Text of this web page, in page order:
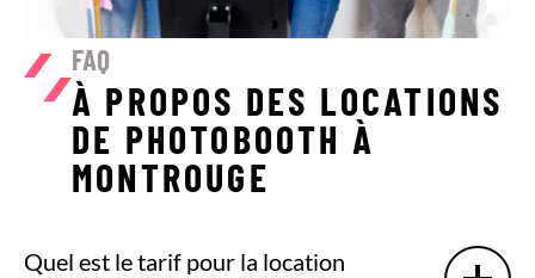
FAQ
À PROPOS DES LOCATIONS
DE PHOTOBOOTH À
MONTROUGE
Quel est le tarif pour la location